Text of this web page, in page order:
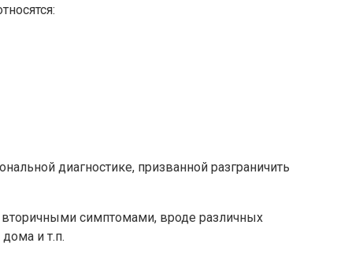
диагностике, призванной разграничить
вторичными симптомами, вроде различных
и т.п.